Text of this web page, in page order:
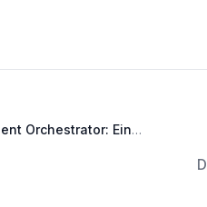
Orchestrator: Ein